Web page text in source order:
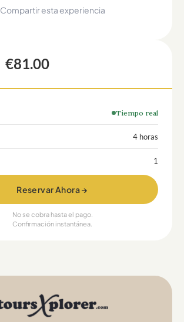
Compartir esta experiencia
€81.00
Tiempo real
4 horas
1
Reservar Ahora →
No se cobra hasta el pago.
Confirmación instantánea.